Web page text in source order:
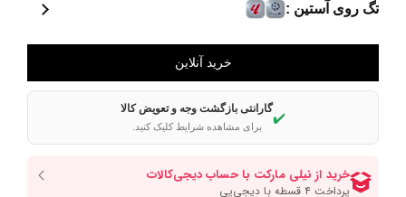
تگ روی آستین :
✔️
گارانتی بازگشت وجه و تعویض کالا
برای مشاهده شرایط کلیک کنید.